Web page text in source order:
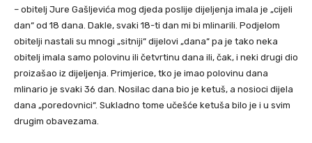
– obitelj Jure Gašljevića mog djeda poslije dijeljenja imala je „cijeli
dan“ od 18 dana. Dakle, svaki 18-ti dan mi bi mlinarili. Podjelom
obitelji nastali su mnogi „sitniji“ dijelovi „dana“ pa je tako neka
obitelj imala samo polovinu ili četvrtinu dana ili, čak, i neki drugi dio
proizašao iz dijeljenja. Primjerice, tko je imao polovinu dana
mlinario je svaki 36 dan. Nosilac dana bio je ketuš, a nosioci dijela
dana „poredovnici“. Sukladno tome učešće ketuša bilo je i u svim
drugim obavezama.